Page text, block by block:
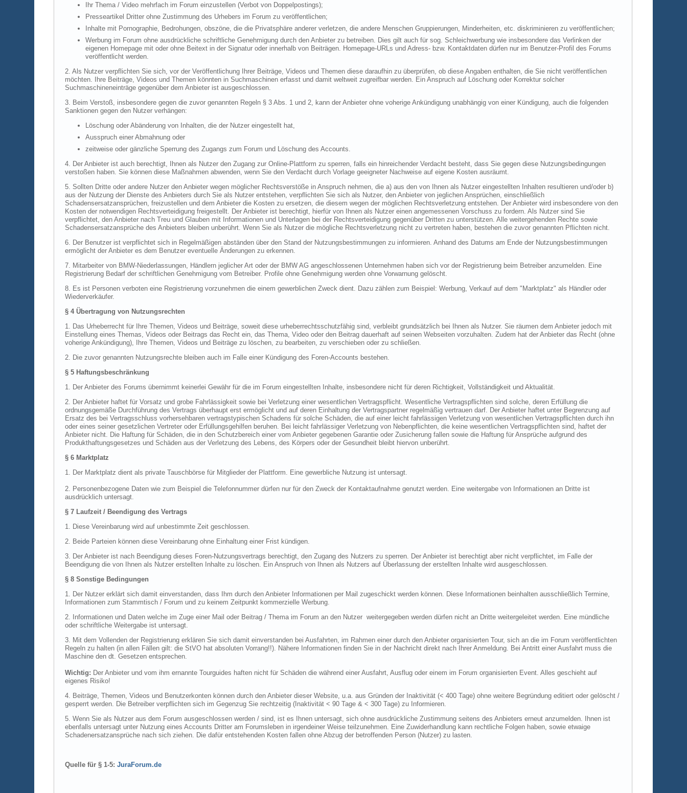
Ihr Thema / Video mehrfach im Forum einzustellen (Verbot von Doppelpostings);
Presseartikel Dritter ohne Zustimmung des Urhebers im Forum zu veröffentlichen;
Inhalte mit Pornographie, Bedrohungen, obszöne, die die Privatsphäre anderer verletzen, die andere Menschen Gruppierungen, Minderheiten, etc. diskriminieren zu veröffentlichen;
Werbung im Forum ohne ausdrückliche schriftliche Genehmigung durch den Anbieter zu betreiben. Dies gilt auch für sog. Schleichwerbung wie insbesondere das Verlinken der
eigenen Homepage mit oder ohne Beitext in der Signatur oder innerhalb von Beiträgen. Homepage-URLs und Adress- bzw. Kontaktdaten dürfen nur im Benutzer-Profil des Forums
veröffentlicht werden.
2. Als Nutzer verpflichten Sie sich, vor der Veröffentlichung Ihrer Beiträge, Videos und Themen diese daraufhin zu überprüfen, ob diese Angaben enthalten, die Sie nicht veröffentlichen
möchten. Ihre Beiträge, Videos und Themen könnten in Suchmaschinen erfasst und damit weltweit zugreifbar werden. Ein Anspruch auf Löschung oder Korrektur solcher
Suchmaschineneinträge gegenüber dem Anbieter ist ausgeschlossen.
3. Beim Verstoß, insbesondere gegen die zuvor genannten Regeln § 3 Abs. 1 und 2, kann der Anbieter ohne voherige Ankündigung unabhängig von einer Kündigung, auch die folgenden
Sanktionen gegen den Nutzer verhängen:
Löschung oder Abänderung von Inhalten, die der Nutzer eingestellt hat,
Ausspruch einer Abmahnung oder
zeitweise oder gänzliche Sperrung des Zugangs zum Forum und Löschung des Accounts.
4. Der Anbieter ist auch berechtigt, Ihnen als Nutzer den Zugang zur Online-Plattform zu sperren, falls ein hinreichender Verdacht besteht, dass Sie gegen diese Nutzungsbedingungen
verstoßen haben. Sie können diese Maßnahmen abwenden, wenn Sie den Verdacht durch Vorlage geeigneter Nachweise auf eigene Kosten ausräumt.
5. Sollten Dritte oder andere Nutzer den Anbieter wegen möglicher Rechtsverstöße in Anspruch nehmen, die a) aus den von Ihnen als Nutzer eingestellten Inhalten resultieren und/oder b)
aus der Nutzung der Dienste des Anbieters durch Sie als Nutzer entstehen, verpflichten Sie sich als Nutzer, den Anbieter von jeglichen Ansprüchen, einschließlich
Schadensersatzansprüchen, freizustellen und dem Anbieter die Kosten zu ersetzen, die diesem wegen der möglichen Rechtsverletzung entstehen. Der Anbieter wird insbesondere von den
Kosten der notwendigen Rechtsverteidigung freigestellt. Der Anbieter ist berechtigt, hierfür von Ihnen als Nutzer einen angemessenen Vorschuss zu fordern. Als Nutzer sind Sie
verpflichtet, den Anbieter nach Treu und Glauben mit Informationen und Unterlagen bei der Rechtsverteidigung gegenüber Dritten zu unterstützen. Alle weitergehenden Rechte sowie
Schadensersatzansprüche des Anbieters bleiben unberührt. Wenn Sie als Nutzer die mögliche Rechtsverletzung nicht zu vertreten haben, bestehen die zuvor genannten Pflichten nicht.
6. Der Benutzer ist verpflichtet sich in Regelmäßigen abständen über den Stand der Nutzungsbestimmungen zu informieren. Anhand des Datums am Ende der Nutzungsbestimmungen
ermöglicht der Anbieter es dem Benutzer eventuelle Änderungen zu erkennen.
7. Mitarbeiter von BMW-Niederlassungen, Händlern jeglicher Art oder der BMW AG angeschlossenen Unternehmen haben sich vor der Registrierung beim Betreiber anzumelden. Eine
Registrierung Bedarf der schriftlichen Genehmigung vom Betreiber. Profile ohne Genehmigung werden ohne Vorwarnung gelöscht.
8. Es ist Personen verboten eine Registrierung vorzunehmen die einem gewerblichen Zweck dient. Dazu zählen zum Beispiel: Werbung, Verkauf auf dem "Marktplatz" als Händler oder
Wiederverkäufer.
§ 4 Übertragung von Nutzungsrechten
1. Das Urheberrecht für Ihre Themen, Videos und Beiträge, soweit diese urheberrechtsschutzfähig sind, verbleibt grundsätzlich bei Ihnen als Nutzer. Sie räumen dem Anbieter jedoch mit
Einstellung eines Themas, Videos oder Beitrags das Recht ein, das Thema, Video oder den Beitrag dauerhaft auf seinen Webseiten vorzuhalten. Zudem hat der Anbieter das Recht (ohne
voherige Ankündigung), Ihre Themen, Videos und Beiträge zu löschen, zu bearbeiten, zu verschieben oder zu schließen.
2. Die zuvor genannten Nutzungsrechte bleiben auch im Falle einer Kündigung des Foren-Accounts bestehen.
§ 5 Haftungsbeschränkung
1. Der Anbieter des Forums übernimmt keinerlei Gewähr für die im Forum eingestellten Inhalte, insbesondere nicht für deren Richtigkeit, Vollständigkeit und Aktualität.
2. Der Anbieter haftet für Vorsatz und grobe Fahrlässigkeit sowie bei Verletzung einer wesentlichen Vertragspflicht. Wesentliche Vertragspflichten sind solche, deren Erfüllung die
ordnungsgemäße Durchführung des Vertrags überhaupt erst ermöglicht und auf deren Einhaltung der Vertragspartner regelmäßig vertrauen darf. Der Anbieter haftet unter Begrenzung auf
Ersatz des bei Vertragsschluss vorhersehbaren vertragstypischen Schadens für solche Schäden, die auf einer leicht fahrlässigen Verletzung von wesentlichen Vertragspflichten durch ihn
oder eines seiner gesetzlichen Vertreter oder Erfüllungsgehilfen beruhen. Bei leicht fahrlässiger Verletzung von Nebenpflichten, die keine wesentlichen Vertragspflichten sind, haftet der
Anbieter nicht. Die Haftung für Schäden, die in den Schutzbereich einer vom Anbieter gegebenen Garantie oder Zusicherung fallen sowie die Haftung für Ansprüche aufgrund des
Produkthaftungsgesetzes und Schäden aus der Verletzung des Lebens, des Körpers oder der Gesundheit bleibt hiervon unberührt.
§ 6 Marktplatz
1. Der Marktplatz dient als private Tauschbörse für Mitglieder der Plattform. Eine gewerbliche Nutzung ist untersagt.
2. Personenbezogene Daten wie zum Beispiel die Telefonnummer dürfen nur für den Zweck der Kontaktaufnahme genutzt werden. Eine weitergabe von Informationen an Dritte ist
ausdrücklich untersagt.
§ 7 Laufzeit / Beendigung des Vertrags
1. Diese Vereinbarung wird auf unbestimmte Zeit geschlossen.
2. Beide Parteien können diese Vereinbarung ohne Einhaltung einer Frist kündigen.
3. Der Anbieter ist nach Beendigung dieses Foren-Nutzungsvertrags berechtigt, den Zugang des Nutzers zu sperren. Der Anbieter ist berechtigt aber nicht verpflichtet, im Falle der
Beendigung die von Ihnen als Nutzer erstellten Inhalte zu löschen. Ein Anspruch von Ihnen als Nutzers auf Überlassung der erstellten Inhalte wird ausgeschlossen.
§ 8 Sonstige Bedingungen
1. Der Nutzer erklärt sich damit einverstanden, dass Ihm durch den Anbieter Informationen per Mail zugeschickt werden können. Diese Informationen beinhalten ausschließlich Termine,
Informationen zum Stammtisch / Forum und zu keinem Zeitpunkt kommerzielle Werbung.
2. Informationen und Daten welche im Zuge einer Mail oder Beitrag / Thema im Forum an den Nutzer weitergegeben werden dürfen nicht an Dritte weitergeleitet werden. Eine mündliche
oder schriftliche Weitergabe ist untersagt.
3. Mit dem Vollenden der Registrierung erklären Sie sich damit einverstanden bei Ausfahrten, im Rahmen einer durch den Anbieter organisierten Tour, sich an die im Forum veröffentlichten
Regeln zu halten (in allen Fällen gilt: die StVO hat absoluten Vorrang!!). Nähere Informationen finden Sie in der Nachricht direkt nach Ihrer Anmeldung. Bei Antritt einer Ausfahrt muss die
Maschine den dt. Gesetzen entsprechen.
Wichtig: Der Anbieter und vom ihm ernannte Tourguides haften nicht für Schäden die während einer Ausfahrt, Ausflug oder einem im Forum organisierten Event. Alles geschieht auf
eigenes Risiko!
4. Beiträge, Themen, Videos und Benutzerkonten können durch den Anbieter dieser Website, u.a. aus Gründen der Inaktivität (< 400 Tage) ohne weitere Begründung editiert oder gelöscht /
gesperrt werden. Die Betreiber verpflichten sich im Gegenzug Sie rechtzeitig (Inaktivität < 90 Tage & < 300 Tage) zu Informieren.
5. Wenn Sie als Nutzer aus dem Forum ausgeschlossen werden / sind, ist es Ihnen untersagt, sich ohne ausdrückliche Zustimmung seitens des Anbieters erneut anzumelden. Ihnen ist
ebenfalls untersagt unter Nutzung eines Accounts Dritter am Forumsleben in irgendeiner Weise teilzunehmen. Eine Zuwiderhandlung kann rechtliche Folgen haben, sowie etwaige
Schadenersatzansprüche nach sich ziehen. Die dafür entstehenden Kosten fallen ohne Abzug der betroffenden Person (Nutzer) zu lasten.
Quelle für § 1-5:JuraForum.de